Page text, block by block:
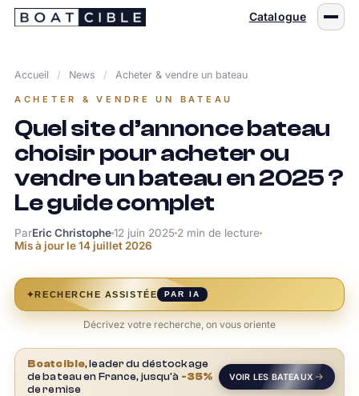
Passer
Catalogue
Accueil / News / Acheter & vendre un bateau
ACHETER & VENDRE UN BATEAU
Quel site d’annonce bateau
choisir pour acheter ou
vendre un bateau en 2025 ?
Le guide complet
ParEric Christophe12 juin 2025 2 min de lecture
Mis à jour le14 juillet 2026
✦RECHERCHE ASSISTÉE PAR IA
Décrivez votre recherche, on vous oriente
Boatcible, leader du déstockage
de bateau en France, jusqu'à -35%
de remise
VOIR LES BATEAUX